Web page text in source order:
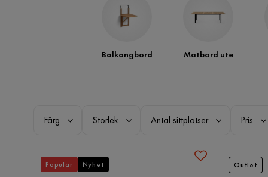
Balkongbord Matbord ute
Färg Storlek Antal sittplatser Pris
Populär Nyhet Outlet